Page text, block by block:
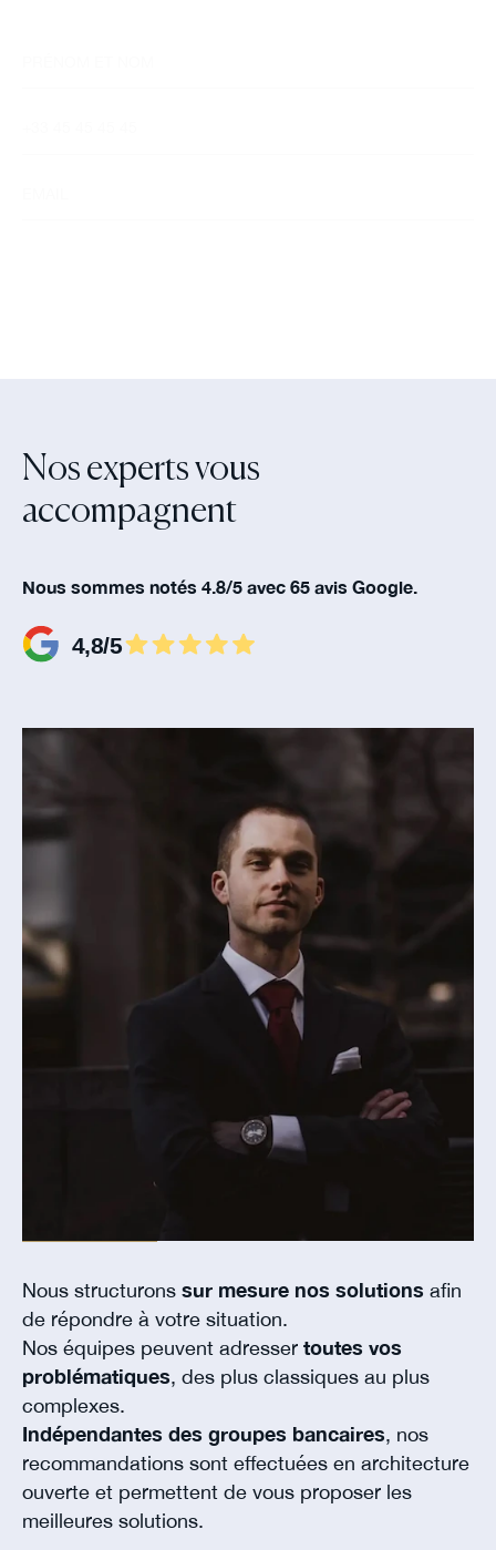
Nos experts vous
accompagnent‍
Nous sommes notés 4.8/5 avec 65 avis Google.
Nous structurons sur mesure nos solutions afin
de répondre à votre situation.
Nos équipes peuvent adresser toutes vos
problématiques, des plus classiques au plus
complexes.
Indépendantes des groupes bancaires, nos
recommandations sont effectuées en architecture
ouverte et permettent de vous proposer les
meilleures solutions.